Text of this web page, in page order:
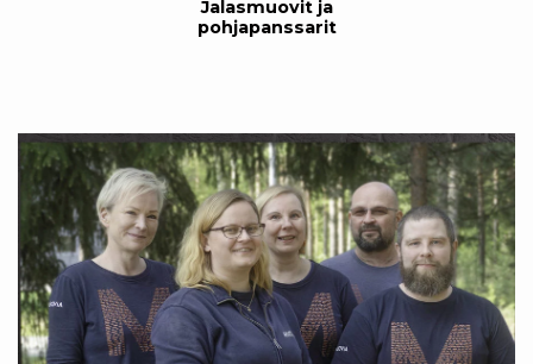
Jalasmuovit ja
pohjapanssarit